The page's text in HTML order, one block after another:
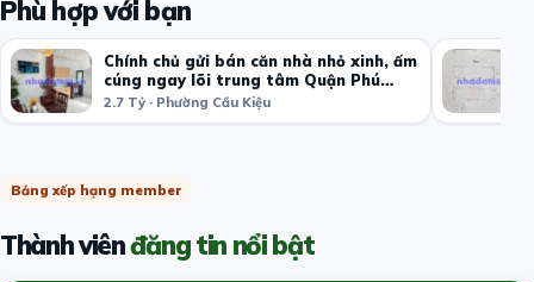
Phù hợp với bạn
​Chính chủ gửi bán căn nhà nhỏ xinh, ấm
cúng ngay lõi trung tâm Quận Phú
Nhuận
2.7 Tỷ · Phường Cầu Kiệu
Bảng xếp hạng member
Thành viênđăng tin nổi bật